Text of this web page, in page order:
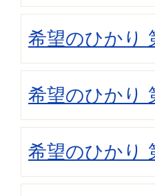
希望のひかり
希望のひかり
希望のひかり